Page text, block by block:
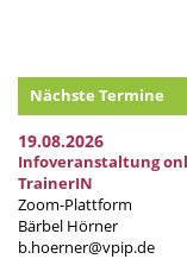
Nächste Termine
19.08.2026
Infoveranstaltung
TrainerIN
Zoom-Plattform
Bärbel Hörner
b.hoerner@vpip.de